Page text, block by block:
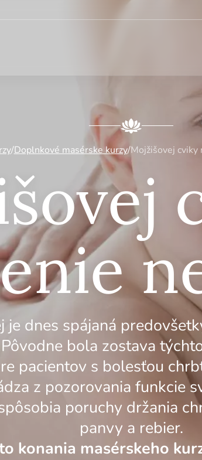
/Doplnkové masérske kurzy/Mojžišovej
dnes spájaná
bola zostava
pacientov s bolesťou
z pozorovania funkcie
poruchy držania
panvy a rebier.
konania masérskeho